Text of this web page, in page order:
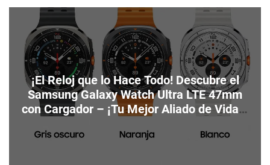
e
m
d
o
d
e
c
o
l
o
¡El Reloj que lo Hace Todo! Descubre el
Samsung Galaxy Watch Ultra LTE 47mm
con Cargador – ¡Tu Mejor Aliado de Vida a